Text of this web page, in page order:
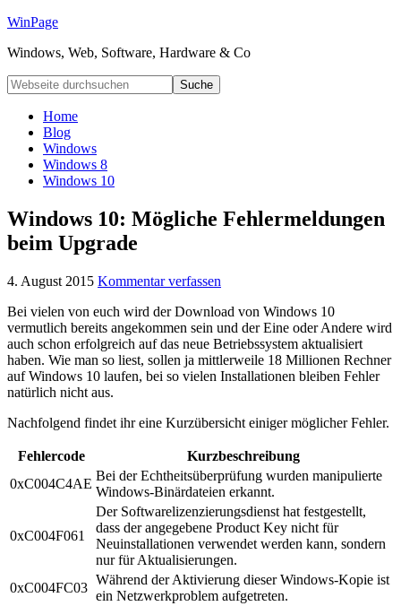
WinPage
Windows, Web, Software, Hardware & Co
Home
Blog
Windows
Windows 8
Windows 10
Windows 10: Mögliche Fehlermeldungen
beim Upgrade
4. August 2015 Kommentar verfassen
Bei vielen von euch wird der Download von Windows 10
vermutlich bereits angekommen sein und der Eine oder Andere wird
auch schon erfolgreich auf das neue Betriebssystem aktualisiert
haben. Wie man so liest, sollen ja mittlerweile 18 Millionen Rechner
auf Windows 10 laufen, bei so vielen Installationen bleiben Fehler
natürlich nicht aus.
Nachfolgend findet ihr eine Kurzübersicht einiger möglicher Fehler.
Fehlercode
Kurzbeschreibung
0xC004C4AE
Bei der Echtheitsüberprüfung wurden manipulierte
Windows-Binärdateien erkannt.
0xC004F061
Der Softwarelizenzierungsdienst hat festgestellt,
dass der angegebene Product Key nicht für
Neuinstallationen verwendet werden kann, sondern
nur für Aktualisierungen.
0xC004FC03
Während der Aktivierung dieser Windows-Kopie ist
ein Netzwerkproblem aufgetreten.